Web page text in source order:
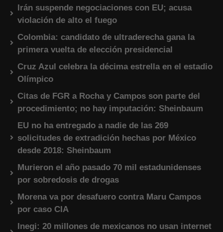
Irán suspende negociaciones con EU; acusa
violación de alto el fuego
Colombia: candidato de ultraderecha gana la
primera vuelta de elección presidencial
Cruz Azul celebra la décima estrella en el estadio
Olímpico
Citas de FGR a Rocha y Campos son parte del
procedimiento; no hay imputación: Sheinbaum
EU no ha entregado a nadie de las 269
solicitudes de extradición hechas por México
desde 2018: Sheinbaum
Murieron el año pasado 70 mil estadunidenses
por sobredosis de drogas
Morena va por desafuero contra Maru Campos
por caso CIA
Inegi: 20 millones de mexicanos no usan internet